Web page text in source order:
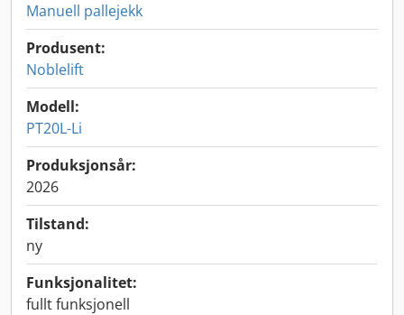
Manuell pallejekk
Produsent:
Noblelift
Modell:
PT20L-Li
Produksjonsår:
2026
Tilstand:
ny
Funksjonalitet:
fullt funksjonell